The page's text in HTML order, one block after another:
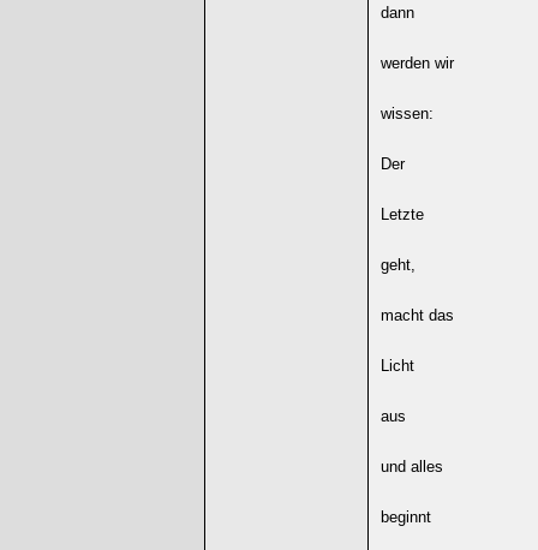
dann
werden wir
wissen:
Der
Letzte
geht,
macht das
Licht
aus
und alles
beginnt